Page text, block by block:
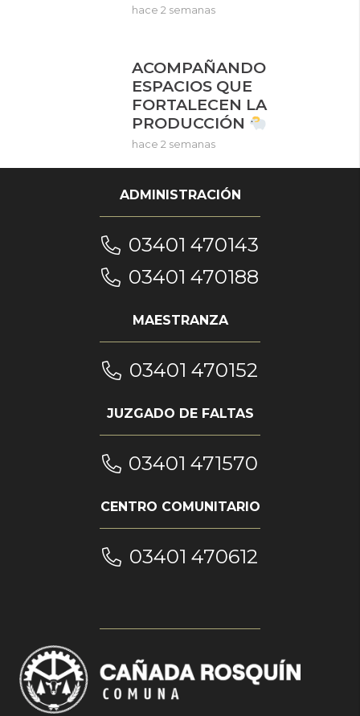
hace 2 semanas
ACOMPAÑANDO
ESPACIOS QUE
FORTALECEN LA
PRODUCCIÓN
hace 2 semanas
ADMINISTRACIÓN
03401 470143
03401 470188
MAESTRANZA
03401 470152
JUZGADO DE FALTAS
03401 471570
CENTRO COMUNITARIO
03401 470612